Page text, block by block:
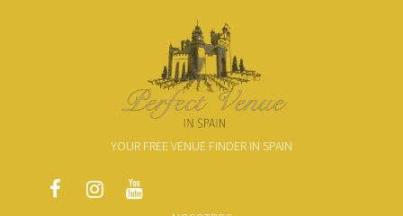
YOUR FREE VENUE FINDER IN SPAIN